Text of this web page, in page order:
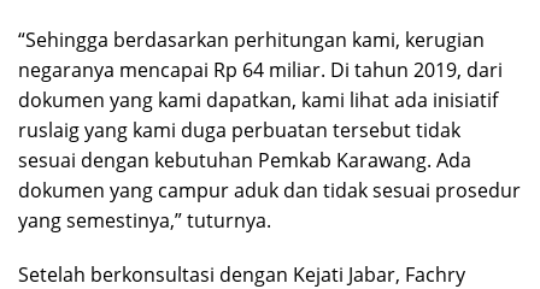
“Sehingga berdasarkan perhitungan kami, kerugian
negaranya mencapai Rp 64 miliar. Di tahun 2019, dari
dokumen yang kami dapatkan, kami lihat ada inisiatif
ruslaig yang kami duga perbuatan tersebut tidak
sesuai dengan kebutuhan Pemkab Karawang. Ada
dokumen yang campur aduk dan tidak sesuai prosedur
yang semestinya,” tuturnya.
Setelah berkonsultasi dengan Kejati Jabar, Fachry